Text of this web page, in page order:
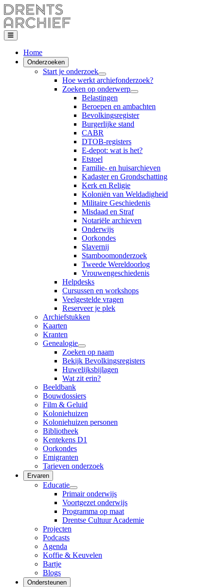
Home
Onderzoeken
Start je onderzoek
Hoe werkt archiefonderzoek?
Zoeken op onderwerp
Belastingen
Beroepen en ambachten
Bevolkingsregister
Burgerlijke stand
CABR
DTOB-registers
E-depot: wat is het?
Etstoel
Familie- en huisarchieven
Kadaster en Grondschatting
Kerk en Religie
Koloniën van Weldadigheid
Militaire Geschiedenis
Misdaad en Straf
Notariële archieven
Onderwijs
Oorkondes
Slavernij
Stamboomonderzoek
Tweede Wereldoorlog
Vrouwengeschiedenis
Helpdesks
Cursussen en workshops
Veelgestelde vragen
Reserveer je plek
Archiefstukken
Kaarten
Kranten
Genealogie
Zoeken op naam
Bekijk Bevolkingsregisters
Huwelijksbijlagen
Wat zit erin?
Beeldbank
Bouwdossiers
Film & Geluid
Koloniehuizen
Koloniehuizen personen
Bibliotheek
Kentekens D1
Oorkondes
Emigranten
Tarieven onderzoek
Ervaren
Educatie
Primair onderwijs
Voortgezet onderwijs
Programma op maat
Drentse Cultuur Academie
Projecten
Podcasts
Agenda
Koffie & Keuvelen
Bartje
Blogs
Ondersteunen